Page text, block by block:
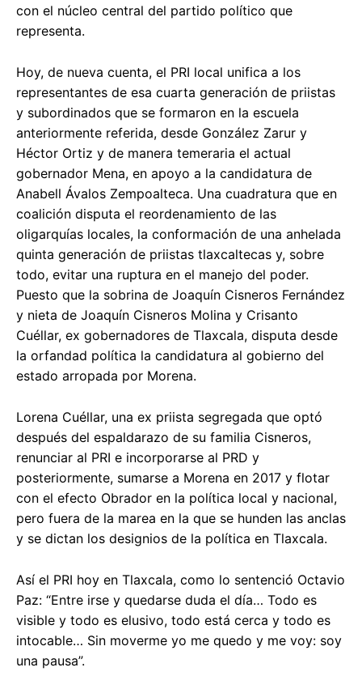
con el núcleo central del partido político que
representa.
Hoy, de nueva cuenta, el PRI local unifica a los
representantes de esa cuarta generación de priistas
y subordinados que se formaron en la escuela
anteriormente referida, desde González Zarur y
Héctor Ortiz y de manera temeraria el actual
gobernador Mena, en apoyo a la candidatura de
Anabell Ávalos Zempoalteca. Una cuadratura que en
coalición disputa el reordenamiento de las
oligarquías locales, la conformación de una anhelada
quinta generación de priistas tlaxcaltecas y, sobre
todo, evitar una ruptura en el manejo del poder.
Puesto que la sobrina de Joaquín Cisneros Fernández
y nieta de Joaquín Cisneros Molina y Crisanto
Cuéllar, ex gobernadores de Tlaxcala, disputa desde
la orfandad política la candidatura al gobierno del
estado arropada por Morena.
Lorena Cuéllar, una ex priista segregada que optó
después del espaldarazo de su familia Cisneros,
renunciar al PRI e incorporarse al PRD y
posteriormente, sumarse a Morena en 2017 y flotar
con el efecto Obrador en la política local y nacional,
pero fuera de la marea en la que se hunden las anclas
y se dictan los designios de la política en Tlaxcala.
Así el PRI hoy en Tlaxcala, como lo sentenció Octavio
Paz: “Entre irse y quedarse duda el día… Todo es
visible y todo es elusivo, todo está cerca y todo es
intocable… Sin moverme yo me quedo y me voy: soy
una pausa”.